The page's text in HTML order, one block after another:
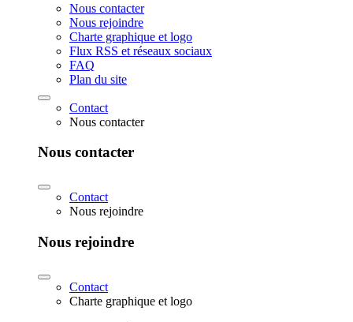
Nous contacter
Nous rejoindre
Charte graphique et logo
Flux RSS et réseaux sociaux
FAQ
Plan du site
Contact
Nous contacter
Nous contacter
Contact
Nous rejoindre
Nous rejoindre
Contact
Charte graphique et logo